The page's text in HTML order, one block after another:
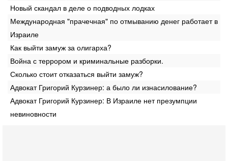
Новый скандал в деле о подводных лодках
Международная "прачечная" по отмыванию денег работает в
Израиле
Как выйти замуж за олигарха?
Война с террором и криминальные разборки.
Сколько стоит отказаться выйти замуж?
Адвокат Григорий Курзинер: а было ли изнасилование?
Адвокат Григорий Курзинер: В Израиле нет презумпции
невиновности